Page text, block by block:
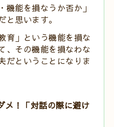
能を損なうか否か」
と思います。
育」という機能を損な
、その機能を損なわな
だということになりま
メ！「対話の際に避け